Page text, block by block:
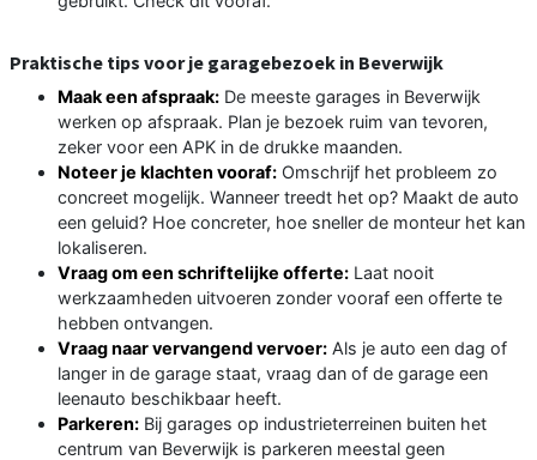
Praktische tips voor je garagebezoek in Beverwijk
Maak een afspraak: De meeste garages in Beverwijk
werken op afspraak. Plan je bezoek ruim van tevoren,
zeker voor een APK in de drukke maanden.
Noteer je klachten vooraf: Omschrijf het probleem zo
concreet mogelijk. Wanneer treedt het op? Maakt de auto
een geluid? Hoe concreter, hoe sneller de monteur het kan
lokaliseren.
Vraag om een schriftelijke offerte: Laat nooit
werkzaamheden uitvoeren zonder vooraf een offerte te
hebben ontvangen.
Vraag naar vervangend vervoer: Als je auto een dag of
langer in de garage staat, vraag dan of de garage een
leenauto beschikbaar heeft.
Parkeren: Bij garages op industrieterreinen buiten het
centrum van Beverwijk is parkeren meestal geen